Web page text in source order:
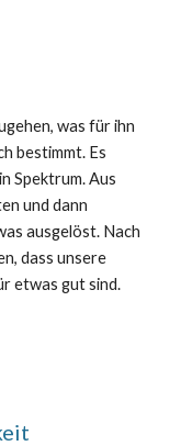
was für ihn
bestimmt. Es
Spektrum. Aus
und dann
ausgelöst. Nach
dass unsere
etwas gut sind.